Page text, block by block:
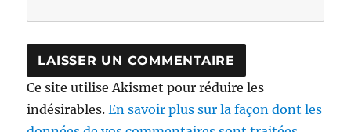
Ce site utilise Akismet pour réduire les
indésirables.En savoir plus sur la façon dont les